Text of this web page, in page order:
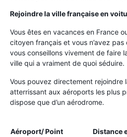
Rejoindre la ville française en
Vous êtes en vacances en France
citoyen français et vous n’avez
vous conseillons vivement de faire
ville qui a vraiment de quoi séduire.
Vous pouvez directement rejoindre
atterrissant aux aéroports les plus
dispose que d’un aérodrome.
Aéroport/ Point
Distance